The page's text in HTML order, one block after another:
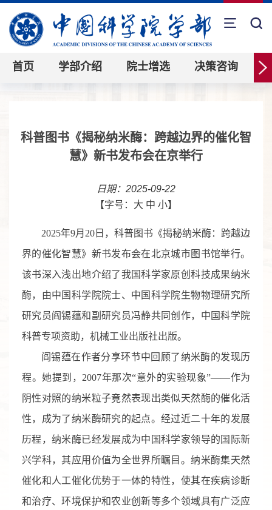
首页 学部介绍 院士增选 决策咨询
科普图书《揭秘纳米酶：跨越边界的催化智
慧》新书发布会在京举行
日期：2025-09-22
【字号： 大 中 小】
2025年9月20日，科普图书《揭秘纳米酶：跨越边
界的催化智慧》新书发布会在北京城市图书馆举行。
该书深入浅出地介绍了我国科学家原创科技成果纳米
酶，由中国科学院院士、中国科学院生物物理研究所
研究员阎锡蕴和副研究员冯静共同创作，中国科学院
科普专项资助，机械工业出版社出版。
阎锡蕴在作者分享环节中回顾了纳米酶的发现历
程。她提到，2007年那次“意外的实验现象”——作为
阴性对照的纳米粒子竟然表现出类似天然酶的催化活
性，成为了纳米酶研究的起点。经过近二十年的发展
历程，纳米酶已经发展成为中国科学家领导的国际新
兴学科，其应用价值为全世界所瞩目。纳米酶集天然
催化和人工催化优势于一体的特性，使其在疾病诊断
和治疗、环境保护和农业创新等多个领域具有广泛应